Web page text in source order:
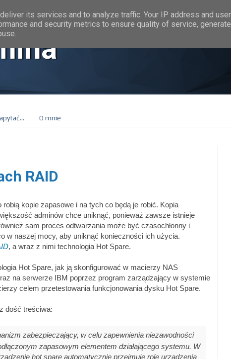
O mnie
RAID
kopie zapasowe i na tych co będą je robić. Kopia
adminów chce uniknąć, ponieważ zawsze istnieje
sam proces odtwarzania może być czasochłonny i
w naszej mocy, aby uniknąć konieczności ich użycia.
, a wraz z nimi technologia Hot Spare.
Hot Spare, jak ją skonfigurować w macierzy NAS
na serwerze IBM poprzez program zarządzający w systemie
celem przetestowania funkcjonowania dysku Hot Spare.
dość treściwa:
zabezpieczający, w celu zapewnienia niezawodności
zapasowym elementem działającego systemu. W
hot spare automatycznie przejmuje rolę urządzenia
its services and to analyze traffic. Your IP address and
and security metrics to ensure quality of service,